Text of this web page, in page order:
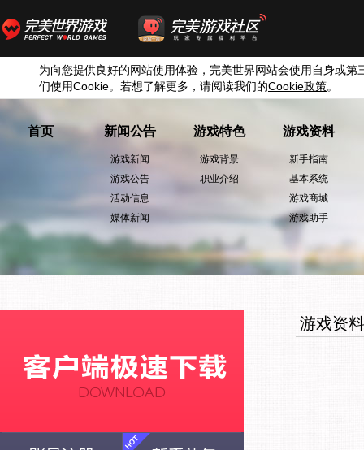
为向您提供良好的网站使用体验，完美世界网站会使用自身或第
们使用Cookie。若想了解更多，请阅读我们的Cookie政策。
首页 新闻公告
游戏新闻
游戏公告
活动信息
媒体新闻
游戏特色
游戏背景
职业介绍
游戏资料
新手指南
基本系统
游戏商城
游戏助手
游戏资料